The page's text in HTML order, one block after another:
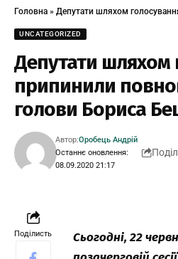
Головна » Депутати шляхом голосування
UNCATEGORIZED
Депутати шляхом
припинили
голови Бориса
Останнє оновлення:
08.09.2020 21:17
Автор:Оробець Андрій
Поділисть
Сьогодні, 22